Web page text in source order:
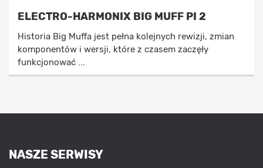
ELECTRO-HARMONIX BIG MUFF PI 2
Historia Big Muffa jest pełna kolejnych rewizji, zmian
komponentów i wersji, które z czasem zaczęły
funkcjonować ...
NASZE SERWISY